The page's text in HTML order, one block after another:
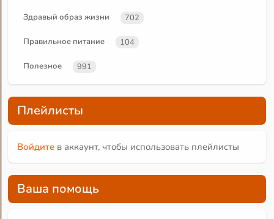
Здравый образ жизни 702
Правильное питание 104
Полезное 991
Плейлисты
Войдите в аккаунт, чтобы использовать плейлисты
Ваша помощь